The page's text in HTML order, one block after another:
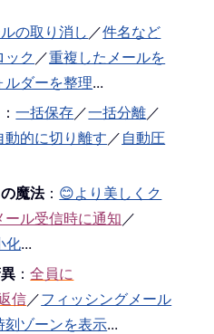
の取り消し ／件名など
ック ／重複したメールを
ルダーを整理...
：一括保存／一括分離／
動的に切り離す ／ 自動圧
魔法： 😊より美しくク
ール受信時に通知／
化...
：全員に
信／フィッシングメール
刻ゾーンを表示...